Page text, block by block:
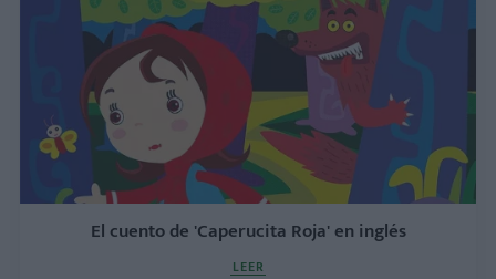
El cuento de 'Caperucita Roja' en inglés
LEER